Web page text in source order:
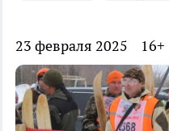
23 февраля 2025 16+